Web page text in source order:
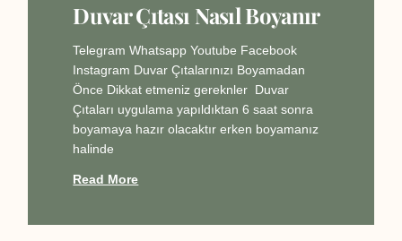
Duvar Çıtası Nasıl Boyanır
Telegram Whatsapp Youtube Facebook
Instagram Duvar Çıtalarınızı Boyamadan
Önce Dikkat etmeniz gereknler Duvar
Çıtaları uygulama yapıldıktan 6 saat sonra
boyamaya hazır olacaktır erken boyamanız
halinde
Read More